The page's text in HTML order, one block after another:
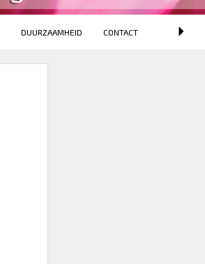
DUURZAAMHEID CONTACT
PRODUCTEN